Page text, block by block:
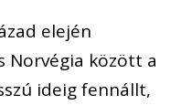
elején
Norvégia között a
ideig fennállt,